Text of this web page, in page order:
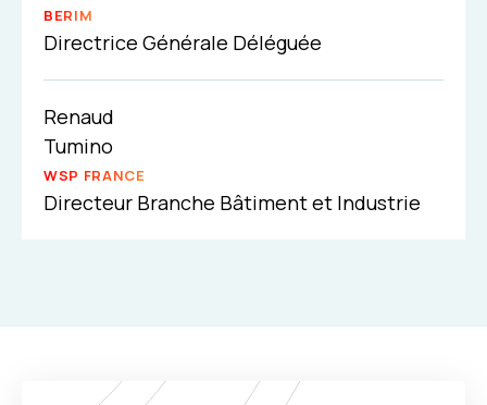
BERIM
Directrice Générale Déléguée
Renaud
Tumino
WSP FRANCE
Directeur Branche Bâtiment et Industrie